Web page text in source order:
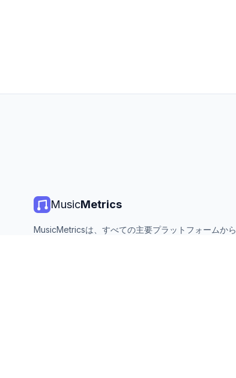
MusicMetrics
MusicMetricsは、すべての主要プラットフォームか